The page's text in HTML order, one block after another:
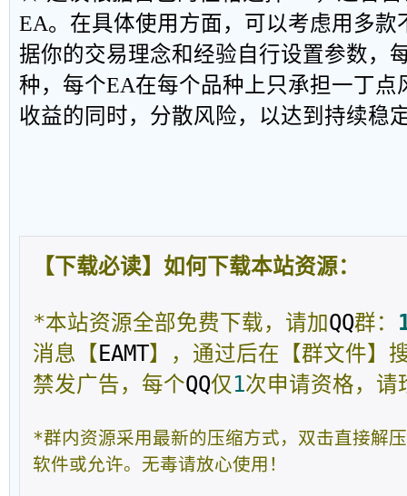
EA。在具体使用方面，可以考虑用多款
据你的交易理念和经验自行设置参数，
种，每个EA在每个品种上只承担一丁点
收益的同时，分散风险，以达到持续稳
【下载必读】如何下载本站资源：
*本站资源全部免费下载，请加QQ群：
消息【 EAMT】，通过后在【群文件】
禁发广告，每个QQ仅1次申请资格，请
*群内资源采用最新的压缩方式，双击直接解
软件或允许。无毒请放心使用！